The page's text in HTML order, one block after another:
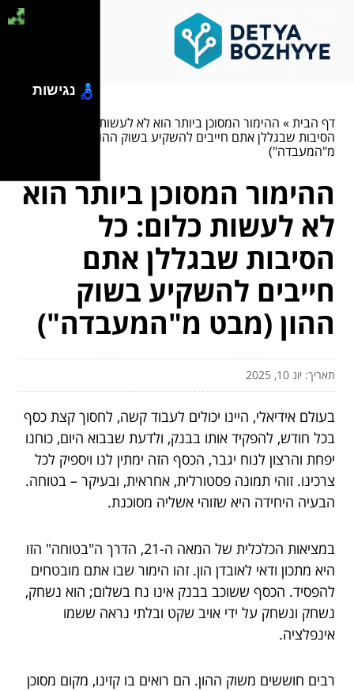
דף הבית» ההימור המסוכן ביותר הוא לא לעשות כלום: כל
הסיבות שבגללן אתם חייבים להשקיע בשוק ההון (מבט
מ"המעבדה")
ההימור המסוכן ביותר הוא
לא לעשות כלום: כל
הסיבות שבגללן אתם
חייבים להשקיע בשוק
ההון (מבט מ"המעבדה")
תאריך: יונ 10, 2025
בעולם אידיאלי, היינו יכולים לעבוד קשה, לחסוך קצת כסף
בכל חודש, להפקיד אותו בבנק, ולדעת שבבוא היום, כוחנו
יפחת והרצון לנוח יגבר, הכסף הזה ימתין לנו ויספיק לכל
צרכינו. זוהי תמונה פסטורלית, אחראית, ובעיקר – בטוחה.
הבעיה היחידה היא שזוהי אשליה מסוכנת.
במציאות הכלכלית של המאה ה-21, הדרך ה"בטוחה" הזו
היא מתכון ודאי לאובדן הון. זהו הימור שבו אתם מובטחים
להפסיד. הכסף ששוכב בבנק אינו נח בשלום; הוא נשחק,
נשחק ונשחק על ידי אויב שקט ובלתי נראה ששמו
אינפלציה.
רבים חוששים משוק ההון. הם רואים בו קזינו, מקום מסוכן
נגישות